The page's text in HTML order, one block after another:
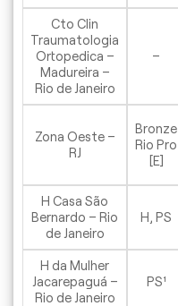
Cto Clin
Traumatologia
Ortopedica –
Madureira –
Rio de Janeiro
–
Zona Oeste –
RJ
Bronze
Rio Pro
[E]
H Casa São
Bernardo – Rio
de Janeiro
H, PS
H da Mulher
Jacarepaguá –
Rio de Janeiro
PS¹